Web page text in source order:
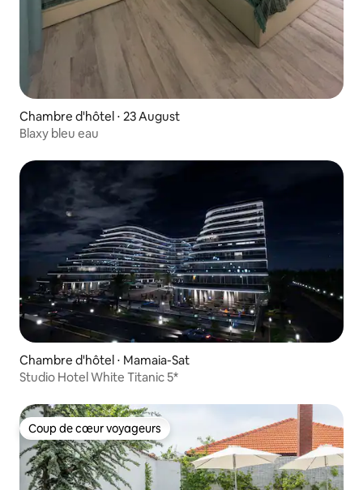
Chambre d'hôtel ⋅ 23 August
Blaxy bleu eau
Chambre d'hôtel ⋅ Mamaia-Sat
Studio Hotel White Titanic 5*
Coup de cœur voyageurs
Coup de cœur voyageurs